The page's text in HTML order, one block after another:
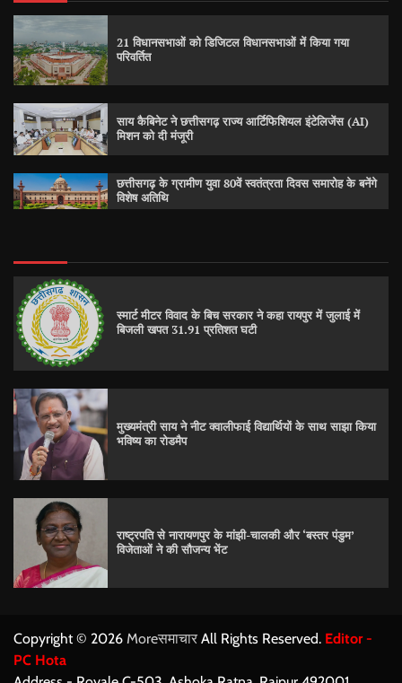
21 विधानसभाओं को डिजिटल विधानसभाओं में किया गया
परिवर्तित
साय कैबिनेट ने छत्तीसगढ़ राज्य आर्टिफिशियल इंटेलिजेंस (AI)
मिशन को दी मंजूरी
छत्तीसगढ़ के ग्रामीण युवा 80वें स्वतंत्रता दिवस समारोह के बनेंगे
विशेष अतिथि
स्मार्ट मीटर विवाद के बिच सरकार ने कहा रायपुर में जुलाई में
बिजली खपत 31.91 प्रतिशत घटी
मुख्यमंत्री साय ने नीट क्वालीफाई विद्यार्थियों के साथ साझा किया
भविष्य का रोडमैप
राष्ट्रपति से नारायणपुर के मांझी-चालकी और ‘बस्तर पंडुम’
विजेताओं ने की सौजन्य भेंट
Copyright © 2026 Moreसमाचार All Rights Reserved. Editor -
PC Hota